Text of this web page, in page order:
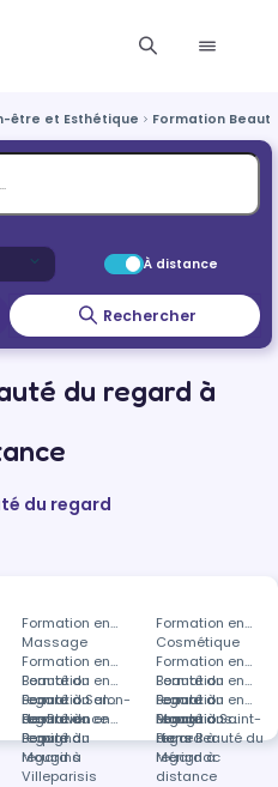
être et Esthétique Formation
À distance
Rechercher
du regard à
du regard
Formation en
Massage
Formation en
Cosmétique
Formation en
Beauté du
regard à Salon-
de-Provence
Formation en
Beauté du
regard à
Mauguio
Formation en
Beauté du
regard à
Perpignan
Formation en
Beauté du
regard à Saint-
Pierre
Formation en
Beauté du
regard à
Mougins
Formation en
Beauté du
regard à
Mérignac
Formation en
Beauté du
regard à
Villeparisis
Formations
dans Beauté du
regard à
distance